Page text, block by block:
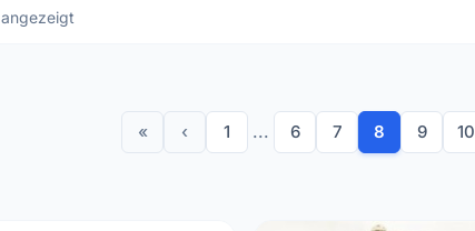
angezeigt
« ‹ 1 ... 6 7 8 9 10